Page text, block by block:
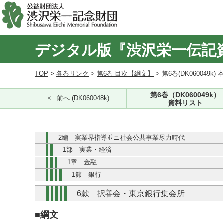
デジタル版『渋沢栄一伝記
TOP > 各巻リンク > 第6巻 目次【綱文】 > 第6巻(DK060049k)
前へ (DK060048k)
第6巻（DK060049k）
資料リスト
2編 実業界指導並ニ社会公共事業尽力時代
1部 実業・経済
1章 金融
1節 銀行
6款 択善会・東京銀行集会所
■綱文